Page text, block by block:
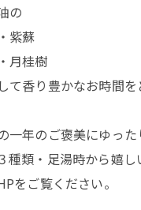
の
紫蘇
月桂樹
て香り豊かなお時間
一年のご褒美にゆっ
種類・足湯時から嬉し
をご覧ください。